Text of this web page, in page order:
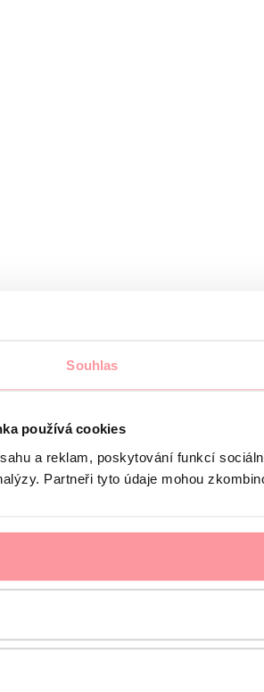
Souhlas
používá cookies
a reklam, poskytování funkcí
Partneři tyto údaje mohou